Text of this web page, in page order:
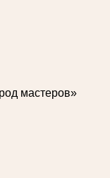
мастеров»